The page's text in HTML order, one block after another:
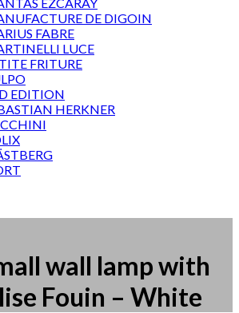
DE DIGOIN
FABRE
LUCE
FRITURE
EDITION
HERKNER
wall lamp with
Fouin – White